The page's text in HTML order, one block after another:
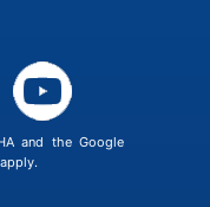
and the Google